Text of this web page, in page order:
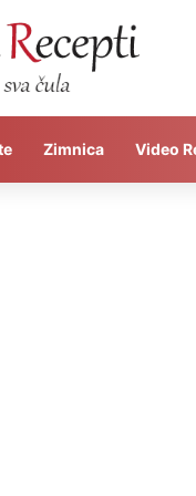
Zimnica Video